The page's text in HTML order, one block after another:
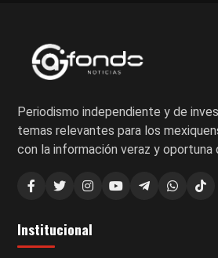
Periodismo independiente y de
temas relevantes para los
con la información veraz y oportuna
Institucional